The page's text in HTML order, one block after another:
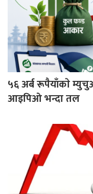
५६ अर्ब रूपैयाँकाे
आइपिओ भन्दा तल